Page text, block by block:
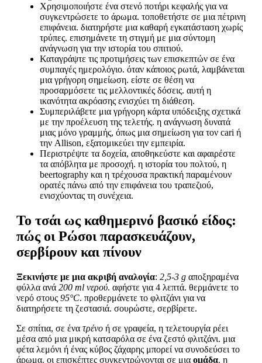
Χρησιμοποιήστε ένα στενό ποτήρι κεφαλής για να
συγκεντρώσετε το άρωμα. τοποθετήστε σε μια πέτρινη
επιφάνεια. διατηρήστε μια καθαρή εγκατάσταση χωρίς
τρύπες. επισημάνετε τη στιγμή με μια σύντομη
ανάγνωση για την ιστορία του σπιτιού.
Καταγράψτε τις προτιμήσεις των επισκεπτών σε ένα
συμπαγές ημερολόγιο. όταν κάποιος ρωτά, λαμβάνεται
μια γρήγορη σημείωση. είστε σε θέση να
προσαρμόσετε τις μελλοντικές δόσεις. αυτή η
ικανότητα ακρόασης ενισχύει τη διάθεση.
Συμπεριλάβετε μια γρήγορη κάρτα υπόδειξης σχετικά
με την προέλευση της τελετής. η ανάγνωση δυνατά
μιας μόνο γραμμής, όπως μια σημείωση για τον cari ή
την Allison, εξατομικεύει την εμπειρία.
Περιστρέψτε τα δοχεία, αποθηκεύστε και αφαιρέστε
τα απόβλητα με προσοχή. η ιστορία του πολτού, η
beertography και η τρέχουσα πρακτική παραμένουν
ορατές πάνω από την επιφάνεια του τραπεζιού,
ενισχύοντας τη συνέχεια.
Το τσάι ως καθημερινό βασικό είδος:
πώς οι Ρώσοι παρασκευάζουν,
σερβίρουν και πίνουν
Ξεκινήστε με μια ακριβή αναλογία: 2,5-3 g αποξηραμένα
φύλλα ανά 200 ml νερού. αφήστε για 4 λεπτά. θερμάνετε το
νερό στους 95°C. προθερμάνετε το φλιτζάνι για να
διατηρήσετε τη ζεστασιά. σουρώστε, σερβίρετε.
Σε σπίτια, σε ένα τρένο ή σε γραφεία, η τελετουργία ρέει
μέσα από μια μικρή κατσαρόλα σε ένα ζεστό φλιτζάνι. μια
φέτα λεμόνι ή ένας κύβος ζάχαρης μπορεί να συνοδεύσει το
άρωμα. οι επισκέπτες συγκεντρώνονται σε μια ομάδα. η